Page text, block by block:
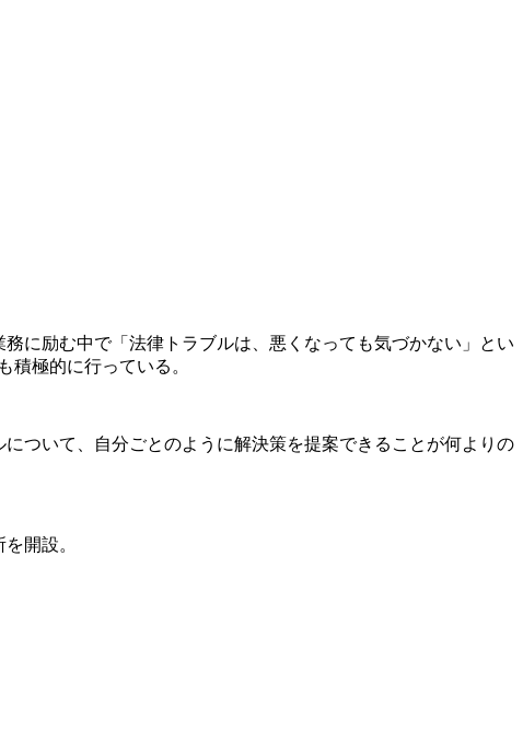
に励む中で「法律トラブルは、悪くなっても気づかない」とい
極的に行っている。
ついて、自分ごとのように解決策を提案できることが何よりの
開設。